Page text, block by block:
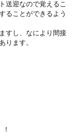
送迎なので覚えるこ
ることができるよう
すし、なにより間接
ります。